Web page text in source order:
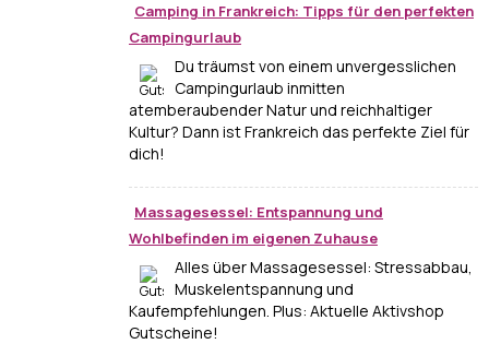
Camping in Frankreich: Tipps für den perfekten
Campingurlaub
Du träumst von einem unvergesslichen
Campingurlaub inmitten
atemberaubender Natur und reichhaltiger
Kultur? Dann ist Frankreich das perfekte Ziel für
dich!
Massagesessel: Entspannung und
Wohlbefinden im eigenen Zuhause
Alles über Massagesessel: Stressabbau,
Muskelentspannung und
Kaufempfehlungen. Plus: Aktuelle Aktivshop
Gutscheine!